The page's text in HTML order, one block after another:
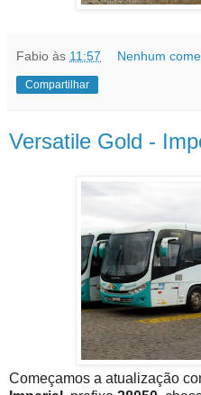
Fabio às 11:57 Nenhum
Compartilhar
Versatile Gold -
Começamos a atualização